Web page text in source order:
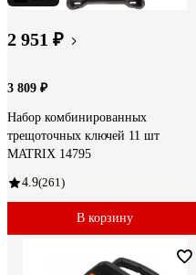
2 951 ₽
3 809 ₽
Набор комбинированных
трещоточных ключей 11 шт
MATRIX 14795
4.9(261)
В корзину